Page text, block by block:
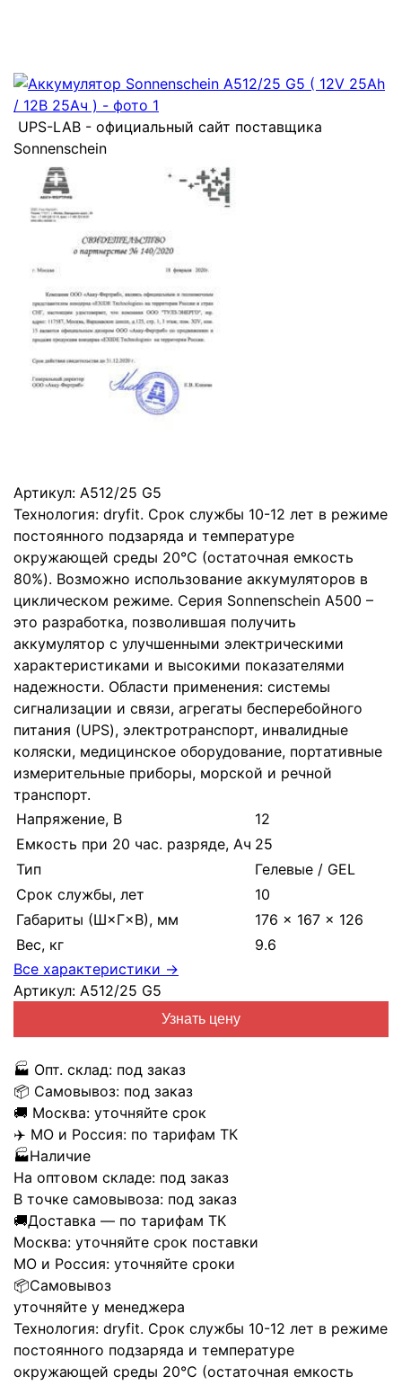
UPS-LAB - официальный сайт поставщика
Sonnenschein
Артикул: A512/25 G5
Технология: dryfit. Срок службы 10-12 лет в режиме
постоянного подзаряда и температуре
окружающей среды 20°C (остаточная емкость
80%). Возможно использование аккумуляторов в
циклическом режиме. Серия Sonnenschein А500 –
это разработка, позволившая получить
аккумулятор с улучшенными электрическими
характеристиками и высокими показателями
надежности. Области применения: системы
сигнализации и связи, агрегаты бесперебойного
питания (UPS), электротранспорт, инвалидные
коляски, медицинское оборудование, портативные
измерительные приборы, морской и речной
транспорт.
Напряжение, В
12
Емкость при 20 час. разряде, Ач 25
Тип
Гелевые / GEL
Срок службы, лет
10
Габариты (Ш×Г×В), мм
176 × 167 × 126
Вес, кг
9.6
Все характеристики →
Артикул: A512/25 G5
Узнать цену
🏭 Опт. склад: под заказ
📦 Самовывоз: под заказ
🚚 Москва: уточняйте срок
✈️ МО и Россия: по тарифам ТК
🏭Наличие
На оптовом складе: под заказ
В точке самовывоза: под заказ
🚚Доставка — по тарифам ТК
Москва: уточняйте срок поставки
МО и Россия: уточняйте сроки
📦Самовывоз
уточняйте у менеджера
Технология: dryfit. Срок службы 10-12 лет в режиме
постоянного подзаряда и температуре
окружающей среды 20°C (остаточная емкость